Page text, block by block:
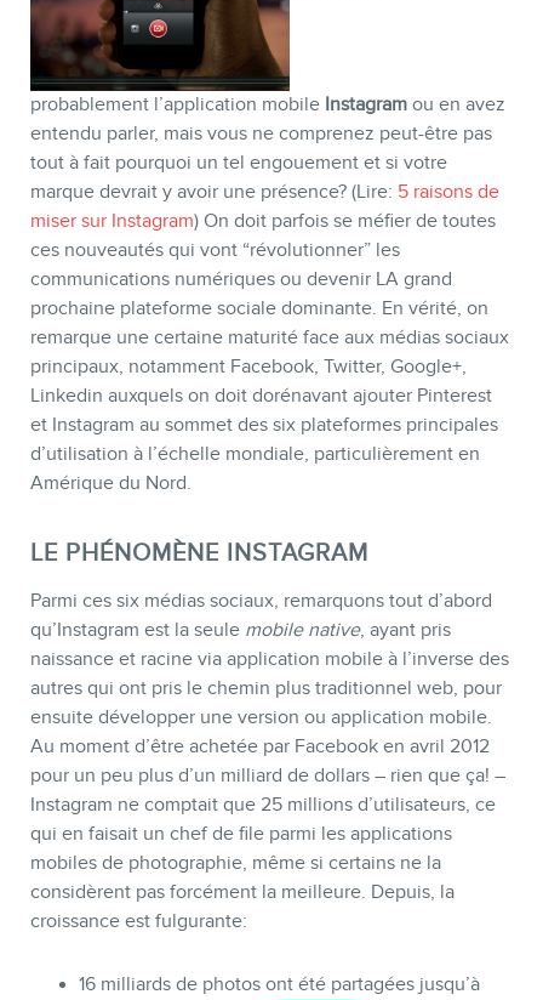
BOUTIQUE
BLOGUE
CONTACT
probablement l’application mobile Instagram ou en avez
entendu parler, mais vous ne comprenez peut-être pas
tout à fait pourquoi un tel engouement et si votre
marque devrait y avoir une présence? (Lire: 5 raisons de
miser sur Instagram) On doit parfois se méfier de toutes
ces nouveautés qui vont “révolutionner” les
communications numériques ou devenir LA grand
prochaine plateforme sociale dominante. En vérité, on
remarque une certaine maturité face aux médias sociaux
principaux, notamment Facebook, Twitter, Google+,
Linkedin auxquels on doit dorénavant ajouter Pinterest
et Instagram au sommet des six plateformes principales
d’utilisation à l’échelle mondiale, particulièrement en
Amérique du Nord.
LE PHÉNOMÈNE INSTAGRAM
Parmi ces six médias sociaux, remarquons tout d’abord
qu’Instagram est la seule mobile native, ayant pris
naissance et racine via application mobile à l’inverse des
autres qui ont pris le chemin plus traditionnel web, pour
ensuite développer une version ou application mobile.
Au moment d’être achetée par Facebook en avril 2012
pour un peu plus d’un milliard de dollars – rien que ça! –
Instagram ne comptait que 25 millions d’utilisateurs, ce
qui en faisait un chef de file parmi les applications
mobiles de photographie, même si certains ne la
considèrent pas forcément la meilleure. Depuis, la
croissance est fulgurante:
16 milliards de photos ont été partagées jusqu’à